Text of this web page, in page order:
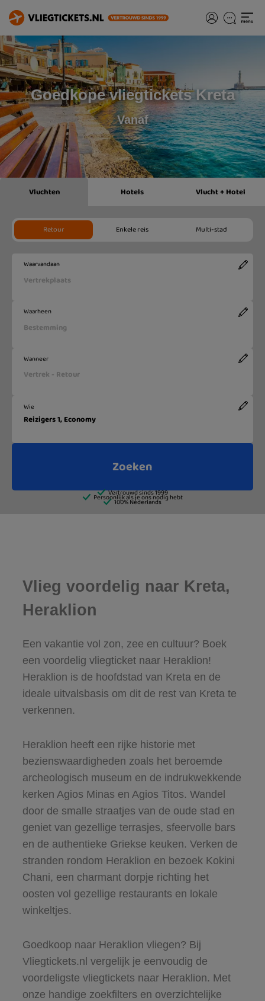
Goedkope vliegtickets Kreta
Vanaf
Vlieg voordelig naar Kreta,
Heraklion
Een vakantie vol zon, zee en cultuur? Boek
een voordelig vliegticket naar Heraklion!
Heraklion is de hoofdstad van Kreta en de
ideale uitvalsbasis om dit de rest van Kreta te
verkennen.
Heraklion heeft een rijke historie met
bezienswaardigheden zoals het beroemde
archeologisch museum en de indrukwekkende
kerken Agios Minas en Agios Titos. Wandel
door de smalle straatjes van de oude stad en
geniet van gezellige terrasjes, sfeervolle bars
en de authentieke Griekse keuken. Verken de
stranden rondom Heraklion en bezoek Kokini
Chani, een charmant dorpje richting het
oosten vol gezellige restaurants en lokale
winkeltjes.
Goedkoop naar Heraklion vliegen? Bij
Vliegtickets.nl vergelijk je eenvoudig de
voordeligste vliegtickets naar Heraklion. Met
onze handige zoekfilters en overzichtelijke